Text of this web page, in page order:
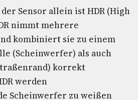
Sensor allein ist HDR (High
nimmt mehrere
kombiniert sie zu einem
(Scheinwerfer) als auch
korrekt
werden
Scheinwerfer zu weißen